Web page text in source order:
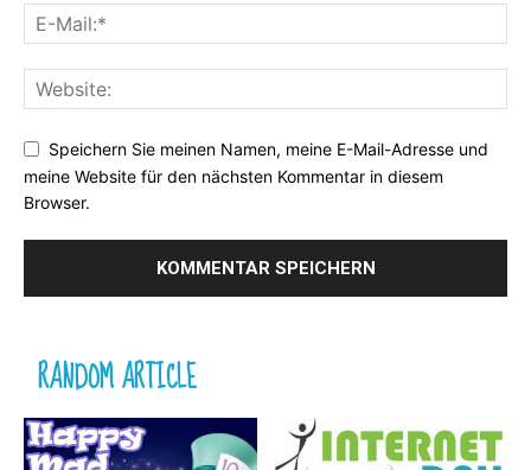
Speichern Sie meinen Namen, meine E-Mail-Adresse und
meine Website für den nächsten Kommentar in diesem
Browser.
RANDOM ARTICLE